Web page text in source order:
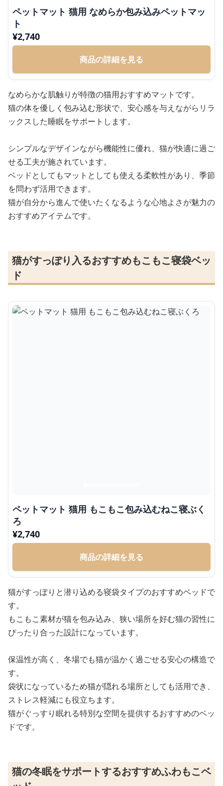
ペットマット 猫用 なめらか包み込みペットマッ
ト
¥2,740
商品の詳細を見る
なめらかな肌触りが特徴の猫用おすすめマットです。
猫の体を優しく包み込む形状で、安心感を与えながらリラ
ックスした睡眠をサポートします。
シンプルなデザインながら機能性に優れ、猫が快適に過ご
せる工夫が施されています。
ベッドとしてもマットとしても使える柔軟性があり、季節
を問わず活用できます。
猫が自分から進んで使いたくなるような心地よさが魅力の
おすすめアイテムです。
猫がすっぽり入るおすすめもこもこ寝袋ベッ
ド
ペットマット 猫用 もこもこ包み込むねこ寝ぶく
ろ
¥2,740
商品の詳細を見る
猫がすっぽりと潜り込める寝袋タイプのおすすめベッドで
す。
もこもこ素材が猫を包み込み、狭い場所を好む猫の習性に
ぴったり合った設計になっています。
保温性が高く、冬場でも猫が温かく過ごせる安心の構造で
す。
袋状になっているため猫が隠れる場所としても活用でき、
ストレス軽減にも役立ちます。
猫がぐっすり眠れる特別な空間を提供するおすすめのベッ
ドです。
猫の冬眠をサポートするおすすめふわもこベ